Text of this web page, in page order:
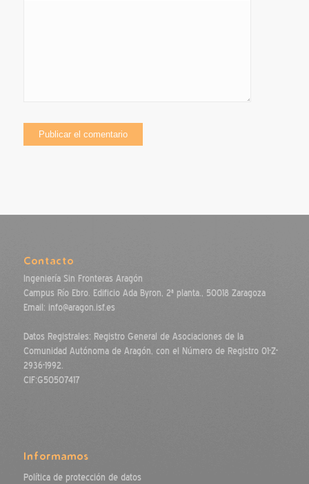
Contacto
Ingeniería Sin Fronteras Aragón
Campus Río Ebro. Edificio Ada Byron, 2ª planta., 50018 Zaragoza
Email: info@aragon.isf.es
Datos Registrales: Registro General de Asociaciones de la
Comunidad Autónoma de Aragón, con el Número de Registro 01-Z-
2936-1992.
CIF:G50507417
Informamos
Política de protección de datos